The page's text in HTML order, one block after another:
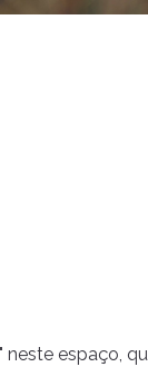
neste espaço,